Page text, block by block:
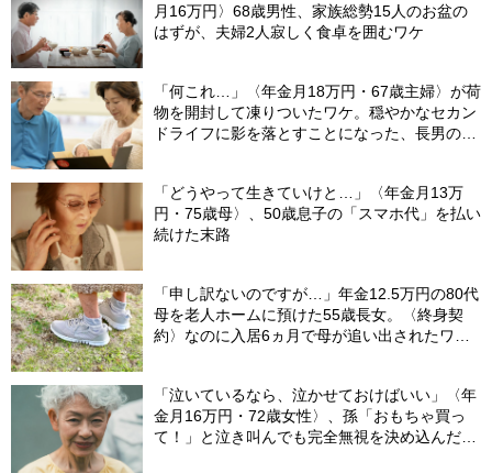
月16万円〉68歳男性、家族総勢15人のお盆の
はずが、夫婦2人寂しく食卓を囲むワケ
「何これ…」〈年金月18万円・67歳主婦〉が荷
物を開封して凍りついたワケ。穏やかなセカン
ドライフに影を落とすことになった、長男の嫁
「どうやって生きていけと…」〈年金月13万
円・75歳母〉、50歳息子の「スマホ代」を払い
続けた末路
「申し訳ないのですが…」年金12.5万円の80代
母を老人ホームに預けた55歳長女。〈終身契
約〉なのに入居6ヵ月で母が追い出されたワ
「泣いているなら、泣かせておけばいい」〈年
金月16万円・72歳女性〉、孫「おもちゃ買っ
て！」と泣き叫んでも完全無視を決め込んだ理